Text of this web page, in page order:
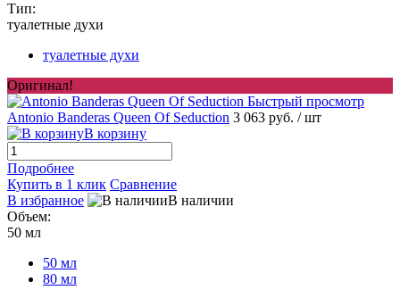
Тип:
туалетные духи
туалетные духи
Оригинал!
Быстрый просмотр
Antonio Banderas Queen Of Seduction 3 063 руб. / шт
В корзину
Подробнее
Купить в 1 клик Сравнение
В избранное
В наличии
Объем:
50 мл
50 мл
80 мл